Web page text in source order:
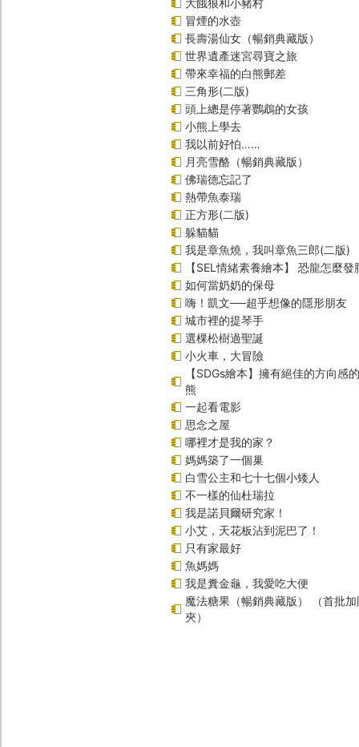
大餓狼和小豬村
冒煙的水壺
長壽湯仙女（暢銷典藏版）
世界遺產迷宮尋寶之旅
帶來幸福的白熊郵差
三角形(二版)
頭上總是停著鸚鵡的女孩
小熊上學去
我以前好怕……
月亮雪酪（暢銷典藏版）
佛瑞德忘記了
熱帶魚泰瑞
正方形(二版)
躲貓貓
我是章魚燒，我叫章魚三郎(二版)
【SEL情緒素養繪本】 恐龍怎麼
如何當奶奶的保母
嗨！凱文──超乎想像的隱形朋友
城市裡的提琴手
選棵松樹過聖誕
小火車，大冒險
【SDGs繪本】擁有絕佳的方向感
熊
一起看電影
思念之屋
哪裡才是我的家？
媽媽築了一個巢
白雪公主和七十七個小矮人
不一樣的仙杜瑞拉
我是諾貝爾研究家！
小艾，天花板沾到泥巴了！
只有家最好
魚媽媽
我是糞金龜，我愛吃大便
魔法糖果（暢銷典藏版） （首批
夾）